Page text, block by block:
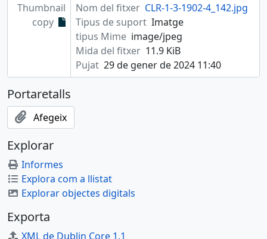
Thumbnail
copy
Nom del fitxer CLR-1-3-1902-4_142.jpg
Tipus de suport Imatge
tipus Mime image/jpeg
Mida del fitxer 11.9 KiB
Pujat 29 de gener de 2024 11:40
Portaretalls
Afegeix
Explorar
Informes
Explora com a llistat
Explorar objectes digitals
Exporta
XML de Dublin Core 1.1